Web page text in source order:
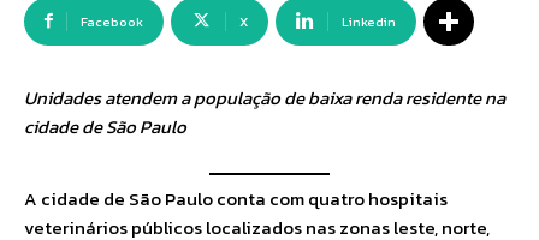
Facebook X Linkedin
Unidades atendem a população de baixa renda residente na
cidade de São Paulo
A cidade de São Paulo conta com quatro hospitais
veterinários públicos localizados nas zonas leste, norte,